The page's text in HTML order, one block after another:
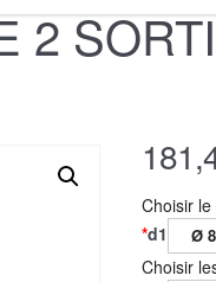
2
Choisir
*d1 Ø
Choisir